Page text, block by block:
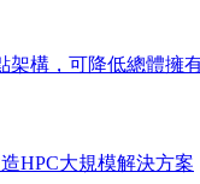
架構，可降低總體擁
HPC大規模解決方案